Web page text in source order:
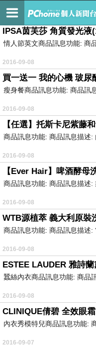
Lol世界賽
IPSA茵芙莎 角質發光
情人節英文商品訊息功能: 商
2016-09-08
買一送一 我的心機 玻尿
瘦身餐商品訊息功能: 商品訊
2016-09-08
【任選】托斯卡尼紫藤
商品訊息功能: 商品訊息描述:
2016-09-08
商品訊息功能: 商品訊息描述:
2016-09-08
WTB源植萃 義大利原裝
商品訊息功能: 商品訊息描述:
2016-09-08
蠶絲內衣商品訊息功能: 商品
2016-09-08
CLINIQUE倩碧 全效眼
內衣秀模特兒商品訊息功能:
2016-09-07